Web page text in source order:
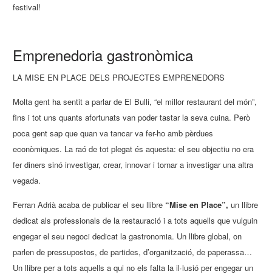
festival!
Emprenedoria gastronòmica
LA MISE EN PLACE DELS PROJECTES EMPRENEDORS
Molta gent ha sentit a parlar de El Bulli, “el millor restaurant del món”,
fins i tot uns quants afortunats van poder tastar la seva cuina. Però
poca gent sap que quan va tancar va fer-ho amb pèrdues
econòmiques. La raó de tot plegat és aquesta: el seu objectiu no era
fer diners sinó investigar, crear, innovar i tornar a investigar una altra
vegada.
Ferran Adrià acaba de publicar el seu llibre “Mise en Place”, un llibre
dedicat als professionals de la restauració i a tots aquells que vulguin
engegar el seu negoci dedicat la gastronomia. Un llibre global, on
parlen de pressupostos, de partides, d’organització, de paperassa…
Un llibre per a tots aquells a qui no els falta la il·lusió per engegar un